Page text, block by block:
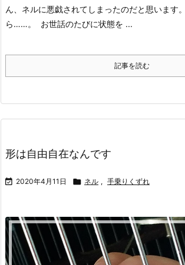
ん、ネルに悪戯されてしまったのだと思います。
ら……。
お世話のたびに状態を ...
記事を読む
形は自由自在なんです
 2020年4月11日  ネル , 手乗りくずれ